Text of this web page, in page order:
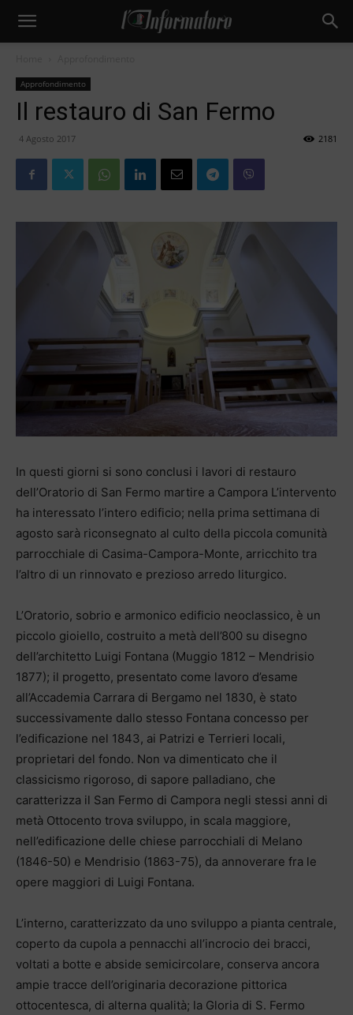
Approfondimento
Il restauro di San Fermo
4 Agosto 2017 2181
In questi giorni si sono conclusi i lavori di restauro
dell’Oratorio di San Fermo martire a Campora L’intervento
ha interessato l’intero edificio; nella prima settimana di
agosto sarà riconsegnato al culto della piccola comunità
parrocchiale di Casima-Campora-Monte, arricchito tra
l’altro di un rinnovato e prezioso arredo liturgico.
L’Oratorio, sobrio e armonico edificio neoclassico, è un
piccolo gioiello, costruito a metà dell’800 su disegno
dell’architetto Luigi Fontana (Muggio 1812 – Mendrisio
1877); il progetto, presentato come lavoro d’esame
all’Accademia Carrara di Bergamo nel 1830, è stato
successivamente dallo stesso Fontana concesso per
l’edificazione nel 1843, ai Patrizi e Terrieri locali,
proprietari del fondo. Non va dimenticato che il
classicismo rigoroso, di sapore palladiano, che
caratterizza il San Fermo di Campora negli stessi anni di
metà Ottocento trova sviluppo, in scala maggiore,
nell’edificazione delle chiese parrocchiali di Melano
(1846-50) e Mendrisio (1863-75), da annoverare fra le
opere maggiori di Luigi Fontana.
L’interno, caratterizzato da uno sviluppo a pianta centrale,
coperto da cupola a pennacchi all’incrocio dei bracci,
voltati a botte e abside semicircolare, conserva ancora
ampie tracce dell’originaria decorazione pittorica
ottocentesca, di alterna qualità; la Gloria di S. Fermo